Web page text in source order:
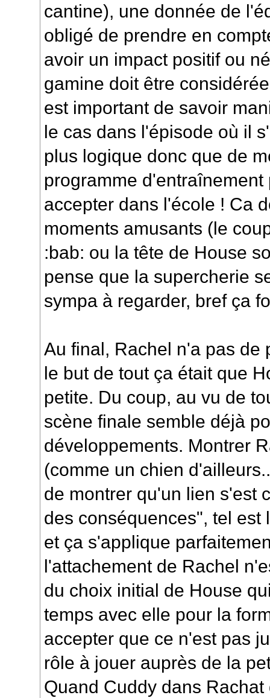
cantine), une donnée de
obligé de prendre en
avoir un impact positif ou
gamine doit être
est important de savoir
le cas dans l'épisode où il
plus logique donc que de
programme
accepter dans l'école ! Ca
moments amusants (le
:bab: ou la tête de House
pense que la supercherie
sympa à regarder, bref ça
Au final, Rachel n'a pas de
le but de tout ça était que
petite. Du coup, au vu de
scène finale semble déjà
développements. Montrer
(comme un chien
de montrer qu'un lien s'est
des conséquences", tel
et ça s'applique
l'attachement de Rachel
du choix initial de House
temps avec elle pour la
accepter que ce n'est pas
rôle à jouer auprès de la
Quand Cuddy dans Rachat